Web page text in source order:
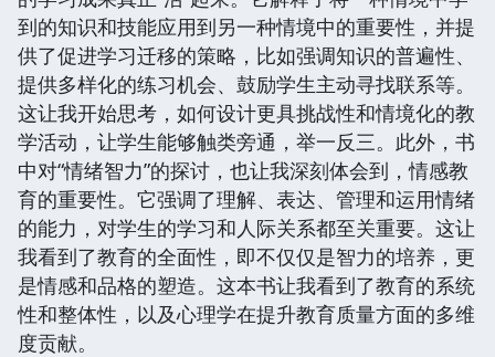
到的知识和技能应用到另一种情境中的重要性，并提
供了促进学习迁移的策略，比如强调知识的普遍性、
提供多样化的练习机会、鼓励学生主动寻找联系等。
这让我开始思考，如何设计更具挑战性和情境化的教
学活动，让学生能够触类旁通，举一反三。此外，书
中对“情绪智力”的探讨，也让我深刻体会到，情感教
育的重要性。它强调了理解、表达、管理和运用情绪
的能力，对学生的学习和人际关系都至关重要。这让
我看到了教育的全面性，即不仅仅是智力的培养，更
是情感和品格的塑造。这本书让我看到了教育的系统
性和整体性，以及心理学在提升教育质量方面的多维
度贡献。